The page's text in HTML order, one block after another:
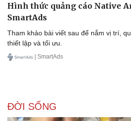
Dinh dưỡng - món ngon
Cây thuốc
Nam khoa
Làm đẹp - giảm cân
Hình thức quảng cáo Native
SmartAds
Tham khảo bài viết sau để nắm vị trí,
thiết lập và tối ưu.
| SmartAds
ĐỜI SỐNG